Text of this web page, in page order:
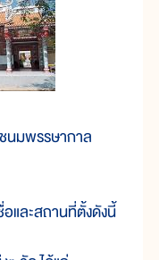
นมพรรษากาล
และสถานที่ตั้งดังนี้